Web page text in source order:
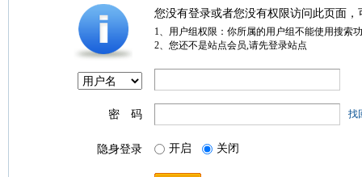
您没有登录或者您没有权限访问此页面
1、用户组权限：你所属的用户组不能使用搜索
2、您还不是站点会员,请先登录站点
密 码 找
隐身登录 开启 关闭